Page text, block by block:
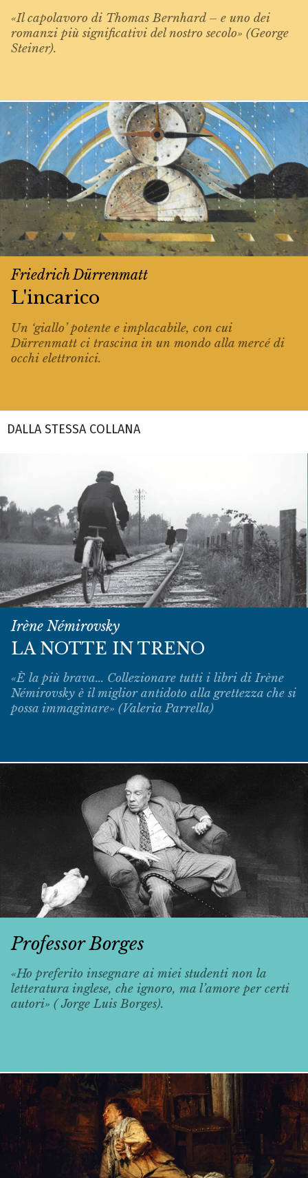
«Il capolavoro di Thomas Bernhard – e uno dei
romanzi più significativi del nostro secolo» (George
Steiner).
Friedrich Dürrenmatt
L'incarico
Un ‘giallo’ potente e implacabile, con cui
Dürrenmatt ci trascina in un mondo alla mercé di
occhi elettronici.
DALLA STESSA COLLANA
Irène Némirovsky
LA NOTTE IN TRENO
«È la più brava... Collezionare tutti i libri di Irène
Némirovsky è il miglior antidoto alla grettezza che si
possa immaginare» (Valeria Parrella)
Professor Borges
«Ho preferito insegnare ai miei studenti non la
letteratura inglese, che ignoro, ma l’amore per certi
autori» ( Jorge Luis Borges).